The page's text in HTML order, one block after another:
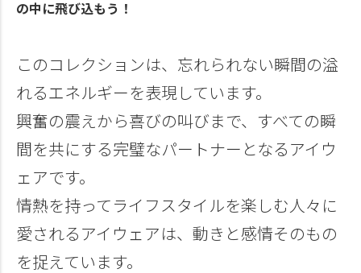
の中に飛び込もう！
このコレクションは、忘れられない瞬間の溢
れるエネルギーを表現しています。
興奮の震えから喜びの叫びまで、すべての瞬
間を共にする完璧なパートナーとなるアイウ
ェアです。
情熱を持ってライフスタイルを楽しむ人々に
愛されるアイウェアは、動きと感情そのもの
を捉えています。